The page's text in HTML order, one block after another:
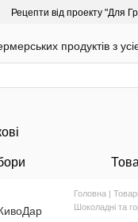
Рецепти від проекту "Для
продуктів з
Головна |
Шоколадні та